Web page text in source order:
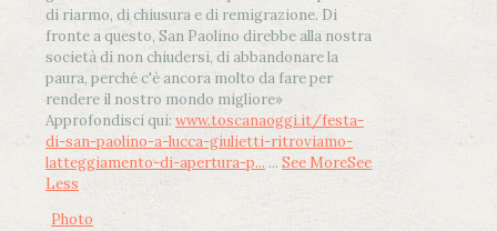
di riarmo, di chiusura e di remigrazione. Di
fronte a questo, San Paolino direbbe alla nostra
società di non chiudersi, di abbandonare la
paura, perché c'è ancora molto da fare per
rendere il nostro mondo migliore»
Approfondisci qui: www.toscanaoggi.it/festa-
di-san-paolino-a-lucca-giulietti-ritroviamo-
latteggiamento-di-apertura-p... ... See MoreSee
Less
Photo